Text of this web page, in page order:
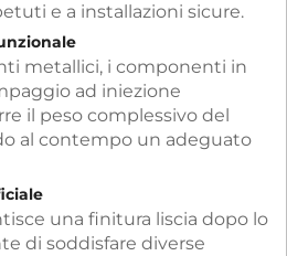
e a installazioni sicure.
metallici, i componenti in
ad iniezione
il peso complessivo del
al contempo un adeguato
una finitura liscia dopo lo
di soddisfare diverse